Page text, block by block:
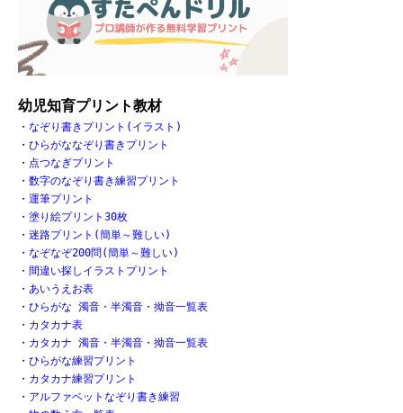
幼児知育プリント教材
・ なぞり書きプリント(イラスト)
・ ひらがななぞり書きプリント
・ 点つなぎプリント
・ 数字のなぞり書き練習プリント
・ 運筆プリント
・ 塗り絵プリント30枚
・ 迷路プリント(簡単～難しい)
・ なぞなぞ200問(簡単～難しい)
・ 間違い探しイラストプリント
・ あいうえお表
・ ひらがな 濁音・半濁音・拗音一覧表
・ カタカナ表
・ カタカナ 濁音・半濁音・拗音一覧表
・ ひらがな練習プリント
・ カタカナ練習プリント
・ アルファベットなぞり書き練習